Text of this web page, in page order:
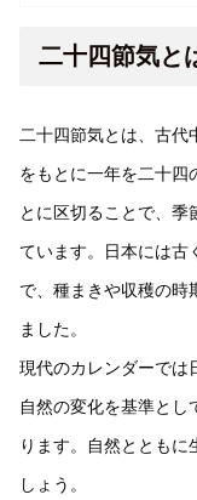
二十四節気と
二十四節気とは、古代
をもとに一年を二十四
とに区切ることで、季
ています。日本には古
で、種まきや収穫の時
ました。
現代のカレンダーでは
自然の変化を基準とし
ります。自然ととも
しょう。